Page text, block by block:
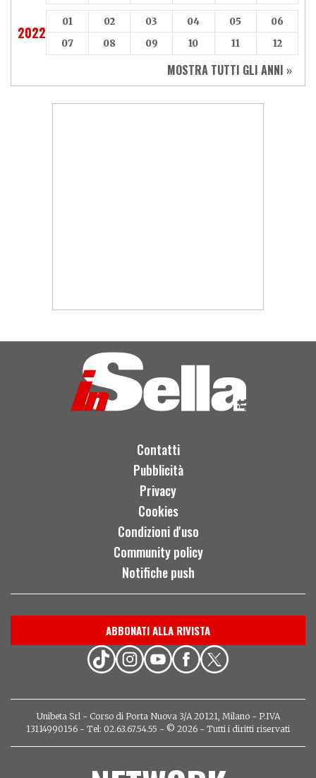
2022
01 02 03 04 05
06
07
08 09 10 11 12
MOSTRA TUTTI GLI ANNI »
Contatti
Pubblicità
Privacy
Cookies
Condizioni d'uso
Community policy
Notifiche push
ABBONATI ALLA RIVISTA
Unibeta Srl - Corso di Porta Nuova 3/A 20121, Milano - P.IVA
13114990156 - Tel: 02.63.67.54.55 - © 2026 - Tutti i diritti riservati